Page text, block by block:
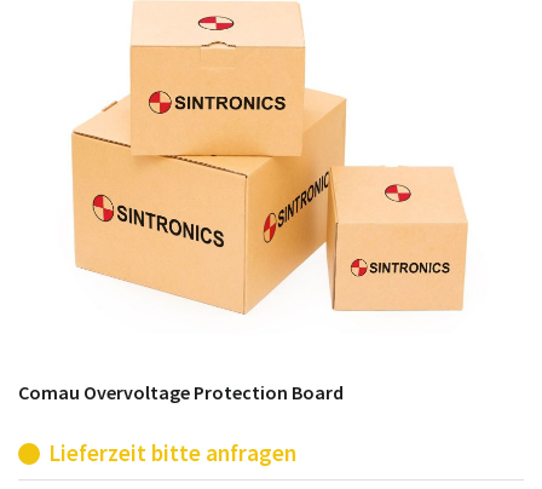
möglich. SINTRONICS ist dann ihr Partner, der
entweder die alten Baugruppen technisch hochwertig
repariert oder ihnen die abgekündigten Baugruppen
aus dem eigenen Lager ersetzt.
Comau Overvoltage Protection Board
Lieferzeit bitte anfragen